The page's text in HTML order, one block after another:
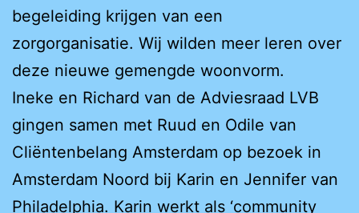
begeleiding krijgen van een
zorgorganisatie. Wij wilden meer leren over
deze nieuwe gemengde woonvorm.
Ineke en Richard van de Adviesraad LVB
gingen samen met Ruud en Odile van
Cliëntenbelang Amsterdam op bezoek in
Amsterdam Noord bij Karin en Jennifer van
Philadelphia. Karin werkt als ‘community